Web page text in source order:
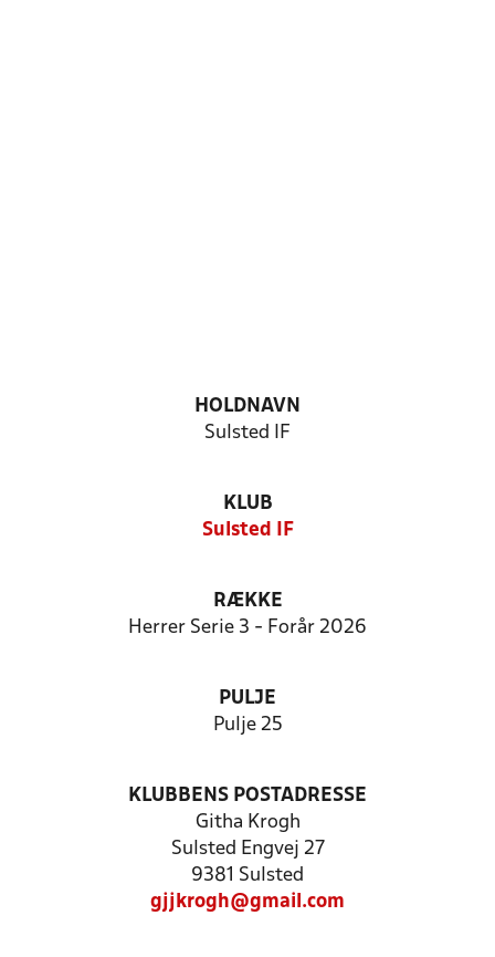
HOLDNAVN
Sulsted IF
KLUB
Sulsted IF
RÆKKE
Herrer Serie 3 - Forår 2026
PULJE
Pulje 25
KLUBBENS POSTADRESSE
Githa Krogh
Sulsted Engvej 27
9381 Sulsted
gjjkrogh@gmail.com